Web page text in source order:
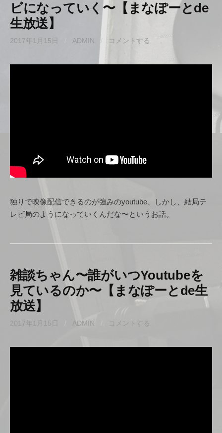
ビになっていく〜【まなぽーとde
生放送】
2017年1月15日 ADMIN コメントする
独りで映像配信できるのが強みのyoutube、しかし、結局テ
レビ局のようになっていくんだな〜というお話。
雑談ちゃん〜誰がいつYoutubeを
見ているのか〜【まなぽーとde生
放送】
2017年1月15日 / ADMIN コメントする